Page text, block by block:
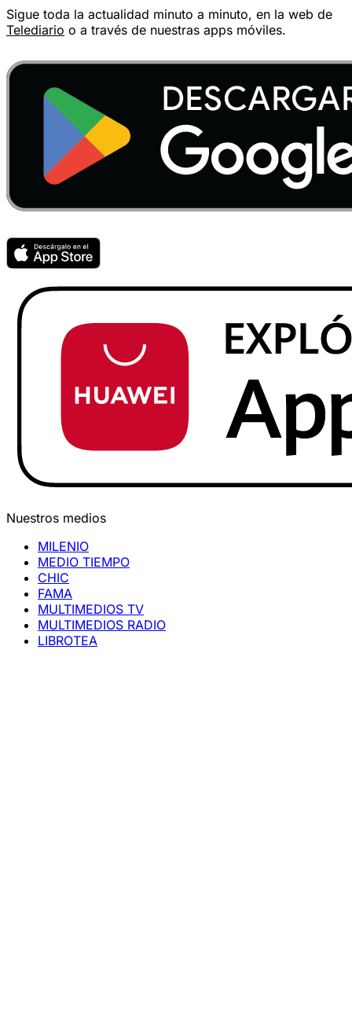
Sigue toda la actualidad minuto a minuto, en la web de
Telediario o a través de nuestras apps móviles.
Nuestros medios
MILENIO
MEDIO TIEMPO
CHIC
FAMA
MULTIMEDIOS TV
MULTIMEDIOS RADIO
LIBROTEA